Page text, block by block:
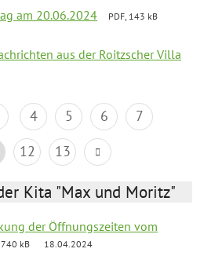
am 20.06.2024
PDF, 143 kB
aus der Roitzscher Villa
4 5 6
7
12 13
Kita "Max und Moritz"
der Öffnungszeiten vom
740 kB 18.04.2024